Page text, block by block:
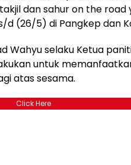
dan sahur on the road
(26/5) di Pangkep dan
Wahyu selaku Ketua
untuk
atas sesama.
Click Here